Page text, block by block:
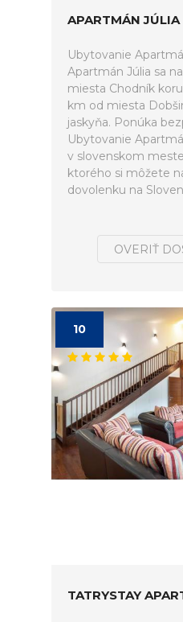
APARTMÁN JÚLIA
Ubytovanie
Apartmán Júlia sa
miesta Chodník
km od miesta
jaskyňa. Ponúka
Ubytovanie
v slovenskom
ktorého si môžete
dovolenku na
OVERIŤ
10
TATRYSTAY